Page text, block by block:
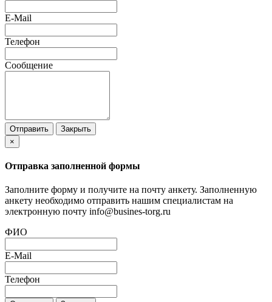
E-Mail
Телефон
Сообщение
Отправить
Закрыть
×
Отправка заполненной формы
Заполните форму и получите на почту анкету. Заполненную
анкету необходимо отправить нашим специалистам на
электронную почту info@busines-torg.ru
ФИО
E-Mail
Телефон